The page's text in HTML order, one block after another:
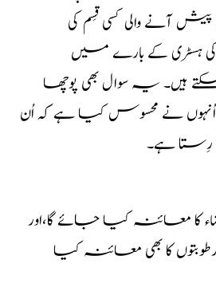
والی کسی قِسم کی
کی ہسٹری کے بارے میں
ہیں۔ یہ سوال بھی پوچھا
نے محسوس کیا ہے کہ اُن
رِستا ہے۔
کا معائنہ کیا جائے گا،اور
کا بھی معائنہ کیا